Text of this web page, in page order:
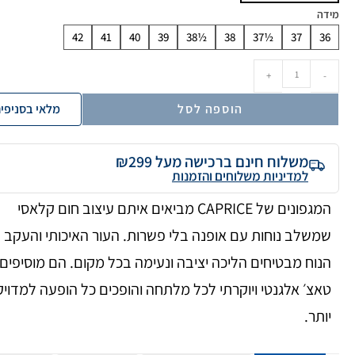
מידה
36
37
37½
38
38½
39
40
41
42
-
+
הוספה לסל מלאי
משלוח חינם ברכישה מעל ₪299
למדיניות משלוחים והזמנות
המגפונים של CAPRICE מביאים איתם עיצוב חום קלאסי
שמשלב נוחות עם אופנה בלי פשרות. העור האיכותי והעקב
הנוח מבטיחים הליכה יציבה ונעימה בכל מקום. הם מוסיפים
טאצ׳ אלגנטי ויוקרתי לכל מלתחה והופכים כל הופעה
יותר.